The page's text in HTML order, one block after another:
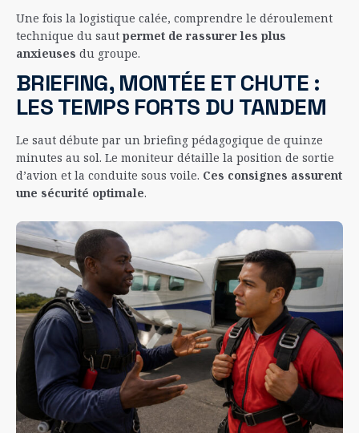
Une fois la logistique calée, comprendre le déroulement
technique du saut permet de rassurer les plus
anxieuses du groupe.
BRIEFING, MONTÉE ET CHUTE :
LES TEMPS FORTS DU TANDEM
Le saut débute par un briefing pédagogique de quinze
minutes au sol. Le moniteur détaille la position de sortie
d’avion et la conduite sous voile. Ces consignes assurent
une sécurité optimale.